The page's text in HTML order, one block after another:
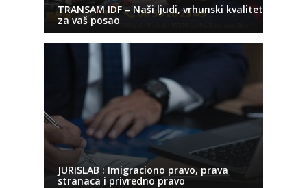
TRANSAM IDF – Naši ljudi, vrhunski kvalitet
za vaš posao
JURISLAB : Imigraciono pravo, prava
stranaca i privredno pravo